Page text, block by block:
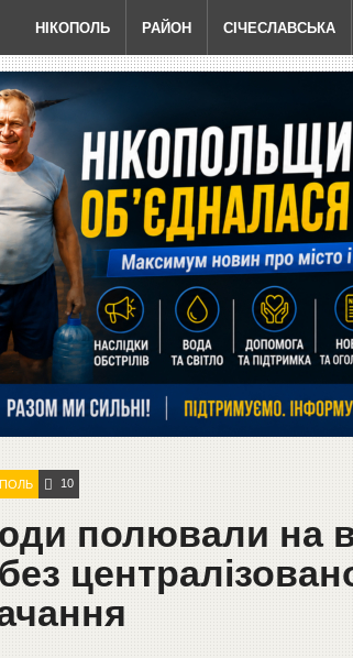
НІКОПОЛЬ РАЙОН СІЧЕСЛАВСЬКА
10
полювали на